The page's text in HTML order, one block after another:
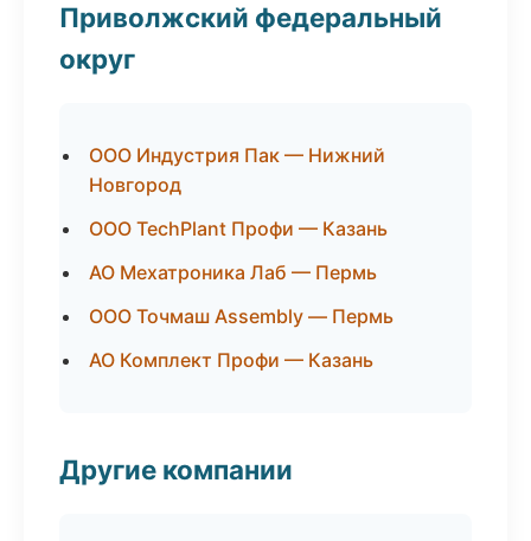
Приволжский федеральный
округ
ООО Индустрия Пак — Нижний
Новгород
ООО TechPlant Профи — Казань
АО Мехатроника Лаб — Пермь
ООО Точмаш Assembly — Пермь
АО Комплект Профи — Казань
Другие компании